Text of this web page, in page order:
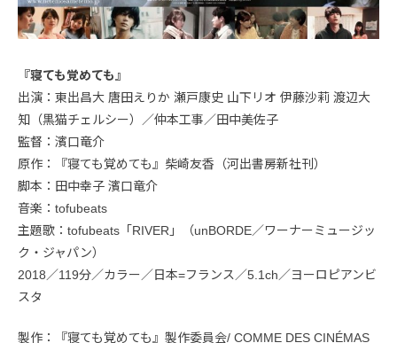
『寝ても覚めても』
出演：東出昌大 唐田えりか 瀬戸康史 山下リオ 伊藤沙莉 渡辺大
知（黒猫チェルシー）／仲本工事／田中美佐子
監督：濱口竜介
原作：『寝ても覚めても』柴崎友香（河出書房新社刊）
脚本：田中幸子 濱口竜介
音楽：tofubeats
主題歌：tofubeats「RIVER」（unBORDE／ワーナーミュージッ
ク・ジャパン）
2018／119分／カラー／日本=フランス／5.1ch／ヨーロピアンビ
スタ
製作：『寝ても覚めても』製作委員会/ COMME DES CINÉMAS